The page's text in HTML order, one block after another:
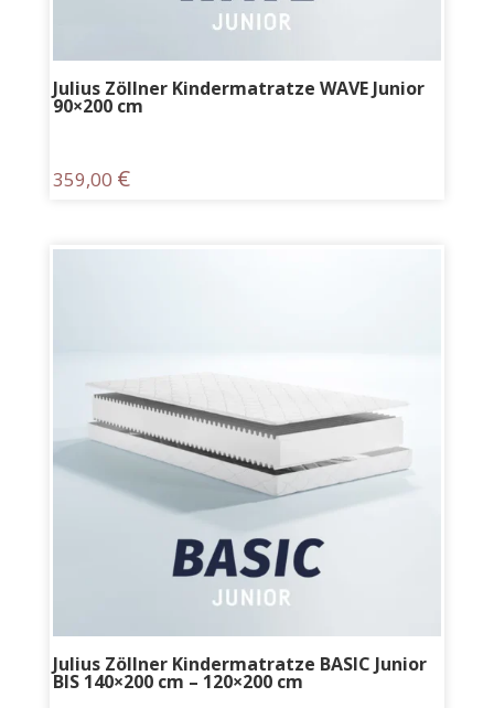
Julius Zöllner Kindermatratze WAVE Junior
90×200 cm
359,00 €
Julius Zöllner Kindermatratze BASIC Junior
BIS 140×200 cm – 120×200 cm